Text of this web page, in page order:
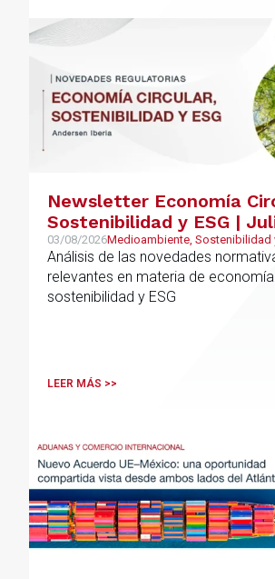
Newsletter Economía
Sostenibilidad y ESG |
03/08/2026Medioambiente, Sostenibilidad
Análisis de las novedades
relevantes en materia de economía
sostenibilidad y ESG
LEER MÁS >>